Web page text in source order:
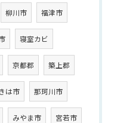
柳川市 福津市
寝室カビ
京都郡 築上郡
は市 那珂川市
みやま市 宮若市